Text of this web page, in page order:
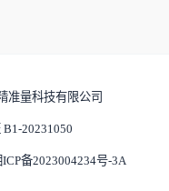
准量科技有限公司
20231050
备2023004234号-3A